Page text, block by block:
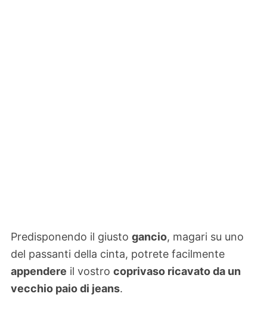
Predisponendo il giusto gancio, magari su uno
del passanti della cinta, potrete facilmente
appendere il vostro coprivaso ricavato da un
vecchio paio di jeans.